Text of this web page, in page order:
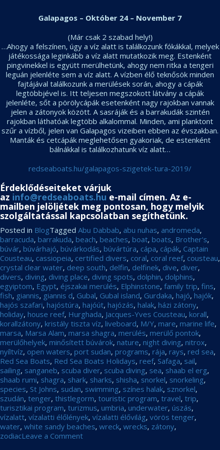
Galapagos – Október 24 – November 7
(Már csak 2 szabad hely!)
…Ahogy a felszínen, úgy a víz alatt is találkozunk fókákkal, melyek
játékossága leginkább a víz alatt mutatkozik meg. Estenként
pingvinekkel is együtt merülhetünk, ahogy nem ritka a tengeri
leguán jelenléte sem a víz alatt. A vízben élő teknősök minden
fajtájával találkozunk a merülések során, ahogy a cápák
legtöbbjével is. Itt teljesen megszokott látvány a cápák
jelenléte, sőt a pörölycápák esetenként nagy rajokban vannak
jelen a zátonyok között. A sasráják és a barrakudák szintén
rajokban láthatóak legtöbb alkalommal. Minden, ami planktont
szűr a vízből, jelen van Galapagos vizeiben ebben az évszakban.
Manták és cetcápák meglehetősen gyakoriak, de estenként
bálnákkal is találkozhatunk víz alatt…
redseaboats.hu/galapagos-szigetek-tura-2019/
Érdeklődéseiteket várjuk
az info@redseaboats.hu e-mail címen. Az e-
mailben jelöljétek meg pontosan, hogy melyik
szolgáltatással kapcsolatban segíthetünk.
Posted in BlogTagged Abu Dabbab, abu nuhas, andromeda,
barracuda, barrakuda, beach, beaches, boat, boats, Brother's,
búvár, búvárhajó, búvárkodás, búvártúra, cápa, cápák, Captain
Cousteau, cassiopeia, certified divers, coral, coral reef, cousteau,
crystal clear water, deep south, delfin, delfinek, dive, diver,
divers, diving, diving place, diving spots, dolphin, dolphins,
egyiptom, Egypt, éjszakai merülés, Elphinstone, family trip, fins,
fish, giannis, giannis d, Gubal, Gubal island, Gurdaka, hajó, hajók,
hajós szafari, hajóstúra, hajóút, hajózás, halak, házi zátony,
holiday, house reef, Hurghada, Jacques-Yves Cousteau, korall,
korallzátony, kristály tiszta víz, liveboard, M/Y, mare, marine life,
marsa, Marsa Alam, marsa shagra, merülés, merülő pontok,
merülőhelyek, minősített búvárok, nature, night diving, nitrox,
nyíltvíz, open waters, port sudan, programs, rája, rays, red sea,
Red Sea Boats, Red Sea Boats Holidays, reef, Safaga, sail,
sailing, sanganeb, scuba diver, scuba diving, sea, shaab el erg,
shaab rumi, shagra, shark, sharks, shisha, snorkel, snorkeling,
species, St Johns, sudan, swimming, színes halak, sznorkel,
szudán, tenger, thistlegorm, touristic program, travel, trip,
turisztikai program, turizmus, umbria, underwater, úszás,
vízalatt, vízalatti élőlények, vízalatti élővilág, vörös tenger,
water, white sandy beaches, wreck, wrecks, zátony,
zodiacLeave a Commenton